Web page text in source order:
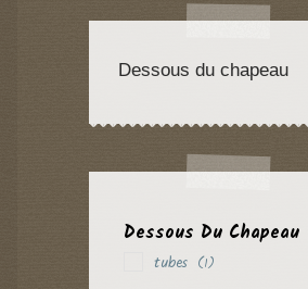
Dessous du chapeau
Dessous Du Chapeau
tubes (1)